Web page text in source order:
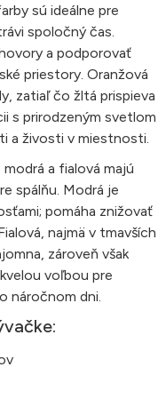
sú ideálne pre
spoločný čas.
a podporovať
priestory. Oranžová
zatiaľ čo žltá prispieva
s prirodzeným svetlom
a živosti v miestnosti.
a fialová majú
spálňu. Modrá je
pomáha znižovať
najmä v tmavších
zároveň však
voľbou pre
náročnom dni.